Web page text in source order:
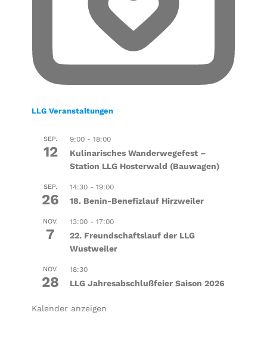
LLG Veranstaltungen
SEP.
12
9:00- 18:00
Kulinarisches Wanderwegefest –
Station LLG Hosterwald (Bauwagen)
SEP.
26
14:30- 19:00
18. Benin-Benefizlauf Hirzweiler
NOV.
7
13:00- 17:00
22. Freundschaftslauf der LLG
Wustweiler
NOV.
28
18:30
LLG Jahresabschlußfeier Saison 2026
Kalender anzeigen